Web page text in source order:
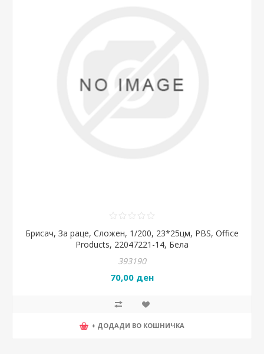
Брисач, За раце, Сложен, 1/200, 23*25цм, PBS, Office
Products, 22047221-14, Бела
393190
70,00 ден
+ ДОДАДИ ВО КОШНИЧКА